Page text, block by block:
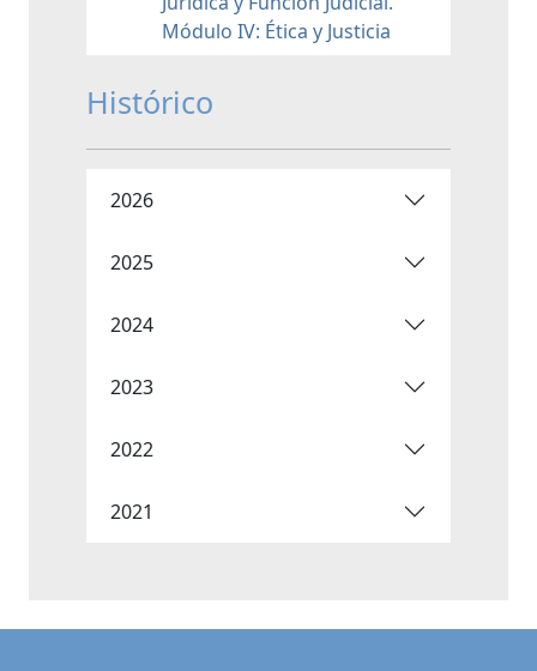
Módulo IV: Ética y Justicia
Histórico
2026
2025
2024
2023
2022
2021